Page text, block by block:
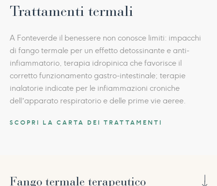
Trattamenti termali
A Fonteverde il benessere non conosce limiti: impacchi
di fango termale per un effetto detossinante e anti-
infiammatorio, terapia idropinica che favorisce il
corretto funzionamento gastro-intestinale; terapie
inalatorie indicate per le infiammazioni croniche
dell’apparato respiratorio e delle prime vie aeree.
SCOPRI LA CARTA DEI TRATTAMENTI
Fango termale terapeutico